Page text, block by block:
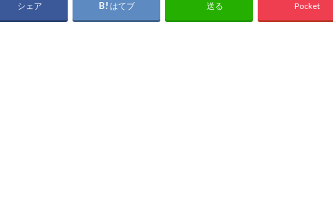
シェア はてブ 送る Pocket